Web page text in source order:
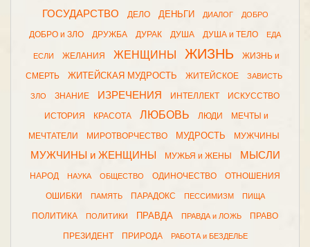
ГОСУДАРСТВО ДЕЛО ДЕНЬГИ ДИАЛОГ ДОБРО
ДОБРО и ЗЛО ДРУЖБА ДУРАК ДУША ДУША и ТЕЛО ЕДА
ЕСЛИ ЖЕЛАНИЯ ЖЕНЩИНЫ ЖИЗНЬ ЖИЗНЬ и
СМЕРТЬ ЖИТЕЙСКАЯ МУДРОСТЬ ЖИТЕЙСКОЕ ЗАВИСТЬ
ЗЛО ЗНАНИЕ ИЗРЕЧЕНИЯ ИНТЕЛЛЕКТ ИСКУССТВО
ИСТОРИЯ КРАСОТА ЛЮБОВЬ ЛЮДИ МЕЧТЫ и
МЕЧТАТЕЛИ МИРОТВОРЧЕСТВО МУДРОСТЬ МУЖЧИНЫ
МУЖЧИНЫ и ЖЕНЩИНЫ МУЖЬЯ и ЖЕНЫ МЫСЛИ
НАРОД НАУКА ОБЩЕСТВО ОДИНОЧЕСТВО ОТНОШЕНИЯ
ОШИБКИ ПАМЯТЬ ПАРАДОКС ПЕССИМИЗМ ПИЩА
ПОЛИТИКА ПОЛИТИКИ ПРАВДА ПРАВДА и ЛОЖЬ ПРАВО
ПРЕЗИДЕНТ ПРИРОДА РАБОТА и БЕЗДЕЛЬЕ